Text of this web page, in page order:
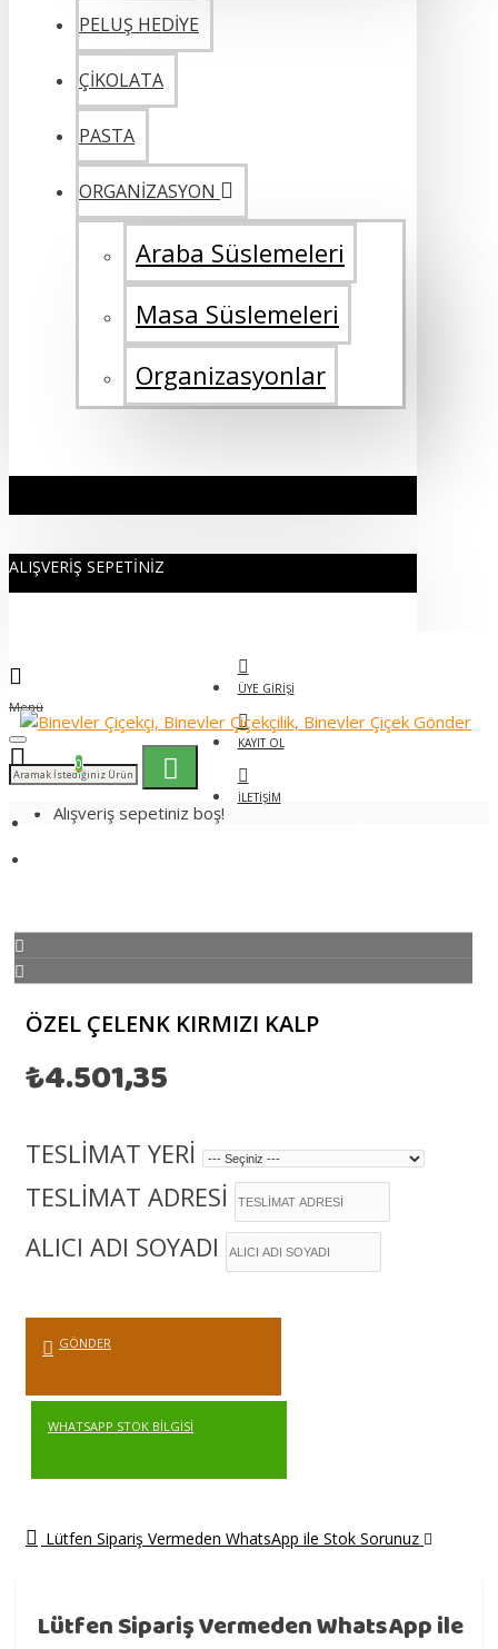
PELUŞ HEDİYE
ÇİKOLATA
PASTA
ORGANİZASYON
Araba Süslemeleri
Masa Süslemeleri
Organizasyonlar
ALIŞVERIŞ SEPETINIZ
ÜYE GIRIŞI
KAYIT OL
İLETIŞIM
Menü
0
Alışveriş sepetiniz boş!
ÖZEL ÇELENK KIRMIZI KALP
₺4.501,35
TESLİMAT YERİ
TESLİMAT ADRESİ
ALICI ADI SOYADI
GÖNDER
WHATSAPP STOK BILGISI
Lütfen Sipariş Vermeden WhatsApp ile Stok Sorunuz
Lütfen Sipariş Vermeden WhatsApp ile